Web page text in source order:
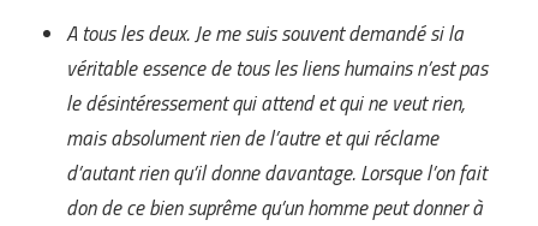
A tous les deux. Je me suis souvent demandé si la
véritable essence de tous les liens humains n’est pas
le désintéressement qui attend et qui ne veut rien,
mais absolument rien de l’autre et qui réclame
d’autant rien qu’il donne davantage. Lorsque l’on fait
don de ce bien suprême qu’un homme peut donner à